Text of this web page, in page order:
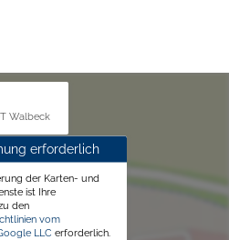
Walbeck
erforderlich
der Karten- und
ist Ihre
den
vom
LLC erforderlich.